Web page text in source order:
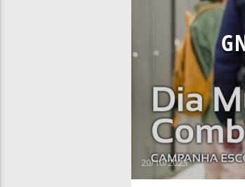
20/10/2023